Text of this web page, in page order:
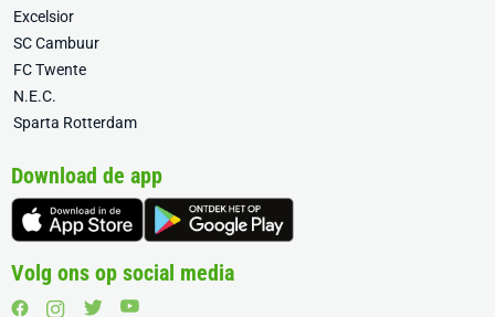
Excelsior
SC Cambuur
FC Twente
N.E.C.
Sparta Rotterdam
Download de app
Volg ons op social media